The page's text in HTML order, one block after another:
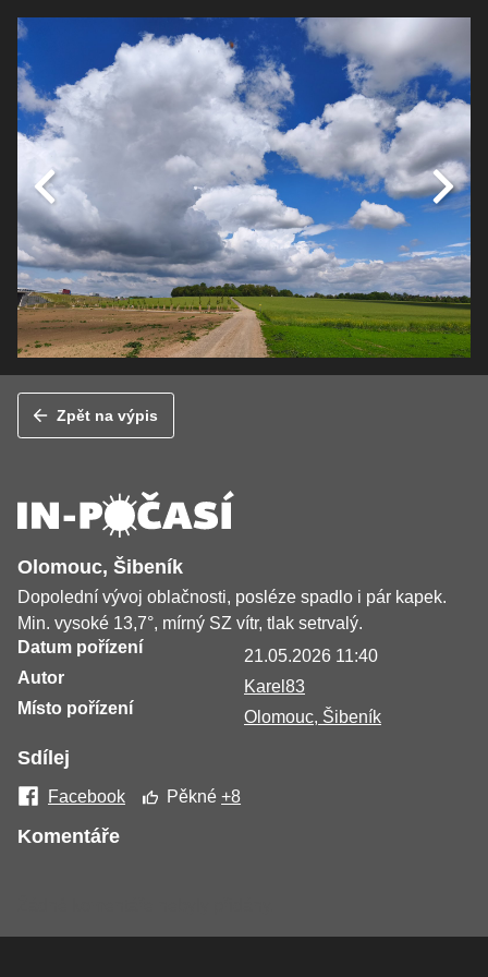
Zpět na výpis
Olomouc, Šibeník
Dopolední vývoj oblačnosti, posléze spadlo i pár kapek.
Min. vysoké 13,7°, mírný SZ vítr, tlak setrvalý.
Datum pořízení
21.05.2026 11:40
Autor
Karel83
Místo pořízení
Olomouc, Šibeník
Sdílej
Facebook Pěkné+8
Komentáře